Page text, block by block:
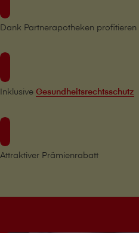
Dank Partnerapotheken
Inklusive Gesundheitsrechtsschutz
Attraktiver Prämienrabatt